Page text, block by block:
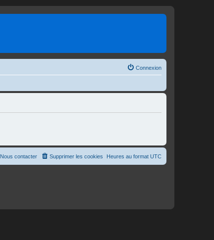
Connexion
Heures au format UTC
Supprimer les cookies
Nous contacter